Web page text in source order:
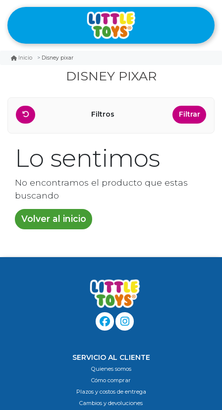
Inicio Disney pixar
DISNEY PIXAR
Filtros Filtrar
Lo sentimos
No encontramos el producto que estas
buscando
Volver al inicio
SERVICIO AL CLIENTE
Quienes somos
Cómo comprar
Plazos y costos de entrega
Cambios y devoluciones